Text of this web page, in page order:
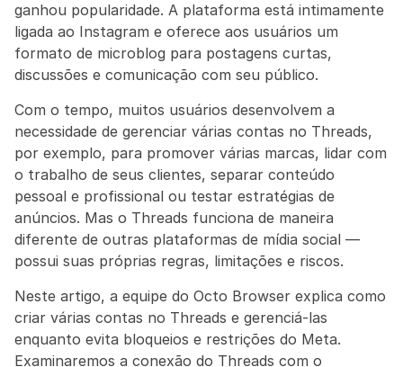
ganhou popularidade. A plataforma está intimamente
ligada ao Instagram e oferece aos usuários um
formato de microblog para postagens curtas,
discussões e comunicação com seu público.
Com o tempo, muitos usuários desenvolvem a
necessidade de gerenciar várias contas no Threads,
por exemplo, para promover várias marcas, lidar com
o trabalho de seus clientes, separar conteúdo
pessoal e profissional ou testar estratégias de
anúncios. Mas o Threads funciona de maneira
diferente de outras plataformas de mídia social —
possui suas próprias regras, limitações e riscos.
Neste artigo, a equipe do Octo Browser explica como
criar várias contas no Threads e gerenciá-las
enquanto evita bloqueios e restrições do Meta.
Examinaremos a conexão do Threads com o